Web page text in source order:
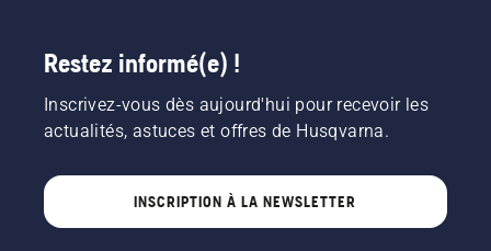
Restez informé(e) !
Inscrivez-vous dès aujourd'hui pour recevoir les
actualités, astuces et offres de Husqvarna.
INSCRIPTION À LA NEWSLETTER